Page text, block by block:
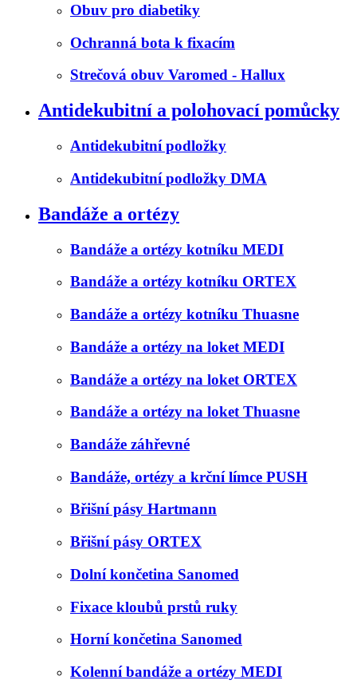
Obuv pro diabetiky
Ochranná bota k fixacím
Strečová obuv Varomed - Hallux
Antidekubitní a polohovací pomůcky
Antidekubitní podložky
Antidekubitní podložky DMA
Bandáže a ortézy
Bandáže a ortézy kotníku MEDI
Bandáže a ortézy kotníku ORTEX
Bandáže a ortézy kotníku Thuasne
Bandáže a ortézy na loket MEDI
Bandáže a ortézy na loket ORTEX
Bandáže a ortézy na loket Thuasne
Bandáže záhřevné
Bandáže, ortézy a krční límce PUSH
Břišní pásy Hartmann
Břišní pásy ORTEX
Dolní končetina Sanomed
Fixace kloubů prstů ruky
Horní končetina Sanomed
Kolenní bandáže a ortézy MEDI